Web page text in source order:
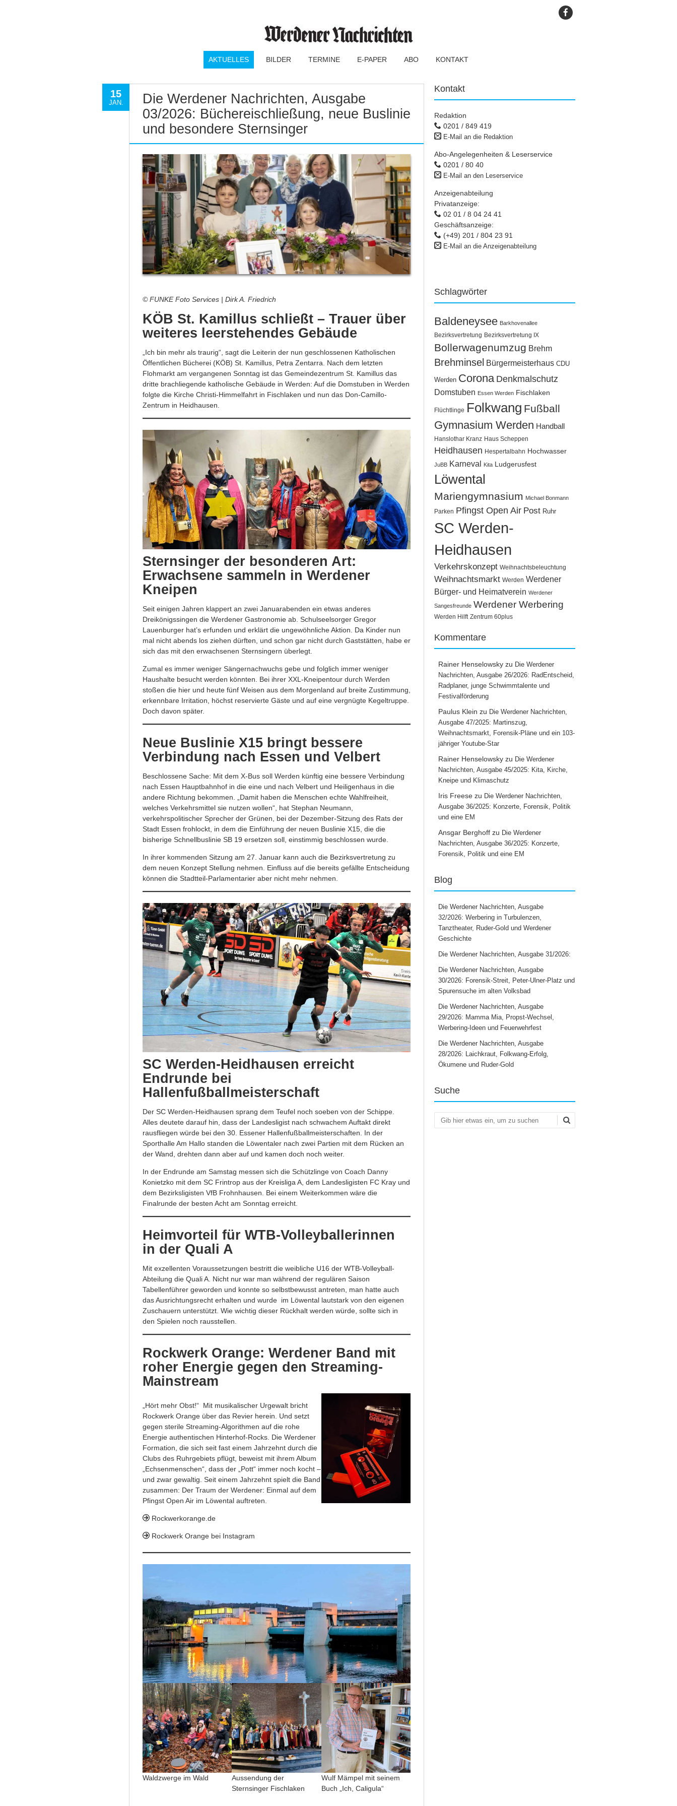
AKTUELLES BILDER TERMINE E-PAPER ABO KONTAKT
15
JAN.
Die Werdener Nachrichten, Ausgabe
03/2026: Büchereischließung, neue Buslinie
und besondere Sternsinger
© FUNKE Foto Services | Dirk A. Friedrich
KÖB St. Kamillus schließt – Trauer über
weiteres leerstehendes Gebäude
„Ich bin mehr als traurig“, sagt die Leiterin der nun geschlossenen Katholischen
Öffentlichen Bücherei (KÖB) St. Kamillus, Petra Zentarra. Nach dem letzten
Flohmarkt am vergangenen Sonntag ist das Gemeindezentrum St. Kamillus das
dritte brachliegende katholische Gebäude in Werden: Auf die Dom­stuben in Werden
folgte die Kirche Christi-Himmelfahrt in Fischlaken und nun das Don-Camillo-
Zentrum in Heidhausen.
Sternsinger der besonderen Art:
Erwachsene sammeln in Werdener
Kneipen
Seit einigen Jahren klappert an zwei Januarabenden ein etwas anderes
Dreikönigssingen die Werdener Gastronomie ab. Schulseelsorger Gregor
Lauenburger hat’s erfunden und erklärt die ungewöhnliche Aktion. Da Kinder nun
mal nicht abends los ziehen dürften, und schon gar nicht durch Gaststätten, habe er
sich das mit den erwachsenen Sternsingern überlegt.
Zumal es immer weniger Sängernachwuchs gebe und folglich immer weniger
Haushalte besucht werden könnten. Bei ihrer XXL-Kneipentour durch Werden
stoßen die hier und heute fünf Weisen aus dem Morgenland auf breite Zustimmung,
erkennbare Irritation, höchst reservierte Gäste und auf eine vergnügte Kegeltruppe.
Doch davon später.
Neue Buslinie X15 bringt bessere
Verbindung nach Essen und Velbert
Beschlossene Sache: Mit dem X-Bus soll Werden künftig eine bessere Verbindung
nach Essen Hauptbahnhof in die eine und nach Velbert und Heiligenhaus in die
andere Richtung bekommen. „Damit haben die Menschen echte Wahlfreiheit,
welches Verkehrsmittel sie nutzen wollen“, hat Stephan Neumann,
verkehrspolitischer Sprecher der Grünen, bei der Dezember-Sitzung des Rats der
Stadt Essen frohlockt, in dem die Einführung der neuen Buslinie X15, die die
bisherige Schnellbuslinie SB 19 ersetzen soll, einstimmig beschlossen wurde.
In ihrer kommenden Sitzung am 27. Januar kann auch die Bezirksvertretung zu
dem neuen Konzept Stellung nehmen. Einfluss auf die bereits gefällte Entscheidung
können die Stadtteil-Parlamentarier aber nicht mehr nehmen.
SC Werden-Heidhausen erreicht
Endrunde bei
Hallenfußballmeisterschaft
Der SC Werden-Heidhausen sprang dem Teufel noch soeben von der Schippe.
Alles deutete darauf hin, dass der Landesligist nach schwachem Auftakt direkt
rausfliegen würde bei den 30. Essener Hallenfußballmeisterschaften. In der
Sporthalle Am Hallo standen die Löwentaler nach zwei Partien mit dem Rücken an
der Wand, drehten dann aber auf und kamen doch noch weiter.
In der Endrunde am Samstag messen sich die Schützlinge von Coach Danny
Konietzko mit dem SC Frintrop aus der Kreisliga A, dem Landesligisten FC Kray und
dem Bezirksligisten VfB Frohnhausen. Bei einem Weiterkommen wäre die
Finalrunde der besten Acht am Sonntag erreicht.
Heimvorteil für WTB-Volleyballerinnen
in der Quali A
Mit exzellenten Voraussetzungen bestritt die weibliche U16 der WTB-Volleyball-
Abteilung die Quali A. Nicht nur war man während der regulären Saison
Tabellenführer geworden und konnte so selbstbewusst antreten, man hatte auch
das Ausrichtungsrecht erhalten und wurde im Löwental lautstark von den eigenen
Zuschauern unterstützt. Wie wichtig dieser Rückhalt werden würde, sollte sich in
den Spielen noch rausstellen.
Rockwerk Orange: Werdener Band mit
roher Energie gegen den Streaming-
Mainstream
„Hört mehr Obst!“ Mit musikalischer Urgewalt bricht
Rockwerk Orange über das Revier herein. Und setzt
gegen sterile Streaming-Algorithmen auf die rohe
Energie authentischen Hinterhof-Rocks. Die Werdener
Formation, die sich seit fast einem Jahrzehnt durch die
Clubs des Ruhrgebiets pflügt, beweist mit ihrem Album
„Echsenmenschen“, dass der „Pott“ immer noch kocht –
und zwar gewaltig. Seit einem Jahrzehnt spielt die Band
zusammen: Der Traum der Werdener: Einmal auf dem
Pfingst Open Air im Löwental auftreten.
Rockwerkorange.de
Rockwerk Orange bei Instagram
Waldzwerge im Wald
Aussendung der
Sternsinger Fischlaken
Wulf Mämpel mit seinem
Buch „Ich, Caligula“
Kontakt
Redaktion
0201 / 849 419
E-Mail an die Redaktion
Abo-Angelegenheiten & Leserservice
0201 / 80 40
E-Mail an den Leserservice
Anzeigenabteilung
Privatanzeige:
02 01 / 8 04 24 41
Geschäftsanzeige:
(+49) 201 / 804 23 91
E-Mail an die Anzeigenabteilung
Schlagwörter
Baldeneysee Barkhovenallee
Bezirksvertretung Bezirksvertretung IX
Bollerwagenumzug Brehm
Brehminsel Bürgermeisterhaus CDU
Werden Corona Denkmalschutz
Domstuben Essen Werden Fischlaken
Flüchtlinge Folkwang Fußball
Gymnasium Werden Handball
Hanslothar Kranz Haus Scheppen
Heidhausen Hespertalbahn Hochwasser
JuBB Karneval Kita Ludgerusfest
Löwental
Mariengymnasium Michael Bonmann
Parken Pfingst Open Air Post Ruhr
SC Werden-
Heidhausen
Verkehrskonzept Weihnachtsbeleuchtung
Weihnachtsmarkt Werden Werdener
Bürger- und Heimatverein Werdener
Sangesfreunde Werdener Werbering
Werden Hilft Zentrum 60plus
Kommentare
Rainer Henselowsky zu Die Werdener
Nachrichten, Ausgabe 26/2026: RadEntscheid,
Radplaner, junge Schwimmtalente und
Festivalförderung
Paulus Klein zu Die Werdener Nachrichten,
Ausgabe 47/2025: Martinszug,
Weihnachtsmarkt, Forensik-Pläne und ein 103-
jähriger Youtube-Star
Rainer Henselowsky zu Die Werdener
Nachrichten, Ausgabe 45/2025: Kita, Kirche,
Kneipe und Klimaschutz
Iris Freese zu Die Werdener Nachrichten,
Ausgabe 36/2025: Konzerte, Forensik, Politik
und eine EM
Ansgar Berghoff zu Die Werdener
Nachrichten, Ausgabe 36/2025: Konzerte,
Forensik, Politik und eine EM
Blog
Die Werdener Nachrichten, Ausgabe
32/2026: Werbering in Turbulenzen,
Tanztheater, Ruder-Gold und Werdener
Geschichte
Die Werdener Nachrichten, Ausgabe 31/2026:
Die Werdener Nachrichten, Ausgabe
30/2026: Forensik-Streit, Peter-Ulner-Platz und
Spurensuche im alten Volksbad
Die Werdener Nachrichten, Ausgabe
29/2026: Mamma Mia, Propst-Wechsel,
Werbering-Ideen und Feuerwehrfest
Die Werdener Nachrichten, Ausgabe
28/2026: Laichkraut, Folkwang-Erfolg,
Ökumene und Ruder-Gold
Suche
Suchen